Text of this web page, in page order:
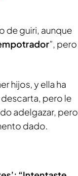
de guiri, aunque
”, pero
hijos, y ella ha
descarta, pero le
adelgazar, pero
dado.